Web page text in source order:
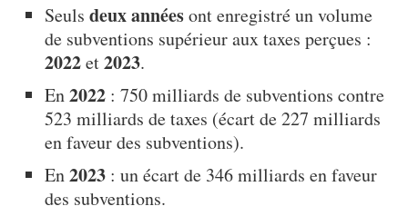
Seulsdeux annéesont enregistré un volume
de subventions supérieur aux taxes perçues :
2022et2023.
En2022 : 750 milliards de subventions contre
523 milliards de taxes (écart de 227 milliards
en faveur des subventions).
En2023 : un écart de 346 milliards en faveur
des subventions.